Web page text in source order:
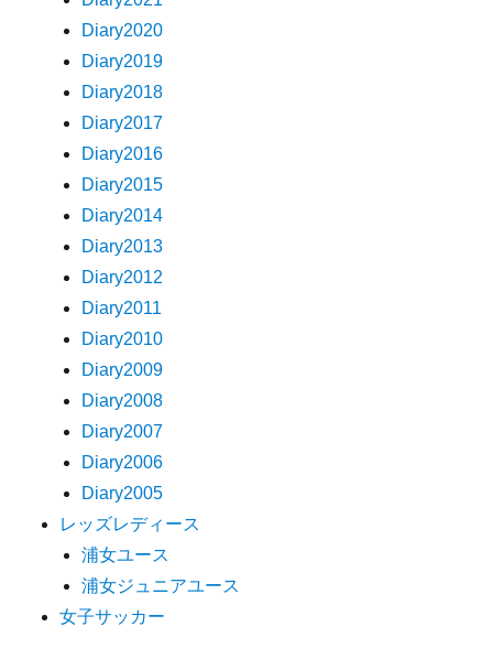
Diary2020
Diary2019
Diary2018
Diary2017
Diary2016
Diary2015
Diary2014
Diary2013
Diary2012
Diary2011
Diary2010
Diary2009
Diary2008
Diary2007
Diary2006
Diary2005
レッズレディース
浦女ユース
浦女ジュニアユース
女子サッカー